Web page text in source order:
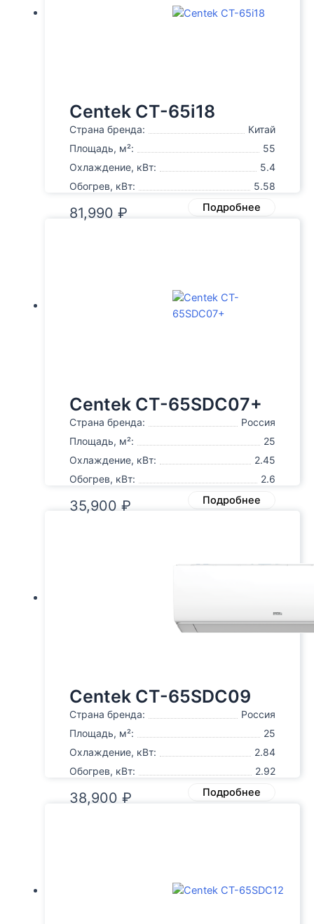
Centek CT-65i18
Страна бренда:
Китай
Площадь, м²:
55
Охлаждение, кВт:
5.4
Обогрев, кВт:
5.58
81,990 ₽ Подробнее
Centek CT-65SDC07+
Страна бренда:
Россия
Площадь, м²:
25
Охлаждение, кВт:
2.45
Обогрев, кВт:
2.6
35,900 ₽ Подробнее
Centek CT-65SDC09
Страна бренда:
Россия
Площадь, м²:
25
Охлаждение, кВт:
2.84
Обогрев, кВт:
2.92
38,900 ₽ Подробнее